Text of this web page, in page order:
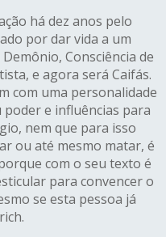
há dez anos pelo
por dar vida a um
Consciência de
e agora será Caifás.
com uma personalidade
e influências para
nem que para isso
ou até mesmo matar, é
com o seu texto é
para convencer o
se esta pessoa já